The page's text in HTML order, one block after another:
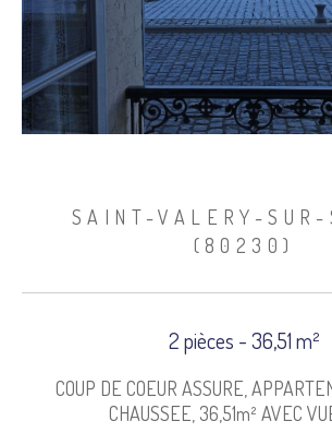
SAINT-VALERY-SUR-
(80230)
2 pièces - 36,51 m²
COUP DE COEUR ASSURE,
CHAUSSEE, 36,51m² AVEC